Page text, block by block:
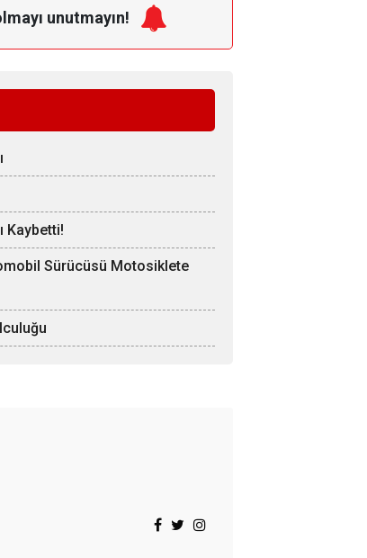
unutmayın!
Kaybetti!
Sürücüsü Motosiklete